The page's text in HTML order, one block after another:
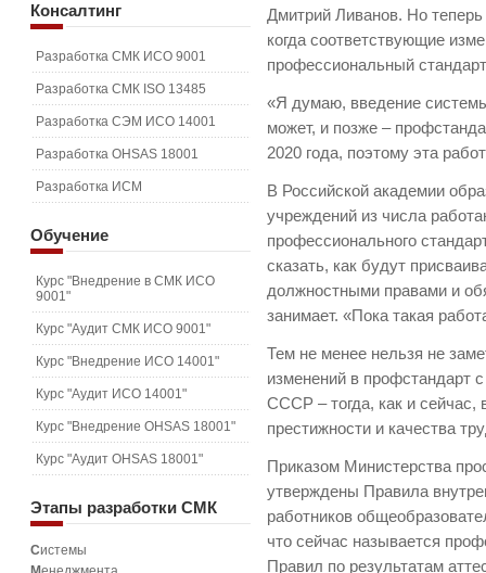
Дмитрий Ливанов. Но
когда соответствующие
профессиональный
«Я думаю, введение
может, и позже –
2020 года, поэтому эта
В Российской академии
учреждений из числа
профессионального
сказать, как будут
должностными правами и
занимает. «Пока такая
Тем не менее нельзя не
изменений в профстандарт
СССР – тогда, как и
престижности и качества
Приказом Министерства
утверждены Правила
работников
что сейчас называется
Правил по результатам
Консалтинг
Разработка СМК ИСО 9001
Разработка СМК ISO 13485
Разработка СЭМ ИСО 14001
Разработка OHSAS 18001
Разработка ИСМ
Обучение
Курс "Внедрение в СМК ИСО
9001"
Курс "Аудит СМК ИСО 9001"
Курс "Внедрение ИСО 14001"
Курс "Аудит ИСО 14001"
Курс "Внедрение OHSAS 18001"
Курс "Аудит OHSAS 18001"
Этапы разработки СМК
Системы